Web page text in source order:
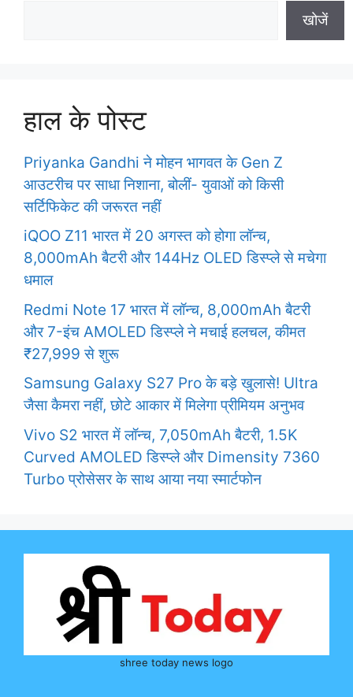
खोजें
हाल के पोस्ट
Priyanka Gandhi ने मोहन भागवत के Gen Z
आउटरीच पर साधा निशाना, बोलीं- युवाओं को किसी
सर्टिफिकेट की जरूरत नहीं
iQOO Z11 भारत में 20 अगस्त को होगा लॉन्च,
8,000mAh बैटरी और 144Hz OLED डिस्प्ले से मचेगा
धमाल
Redmi Note 17 भारत में लॉन्च, 8,000mAh बैटरी
और 7-इंच AMOLED डिस्प्ले ने मचाई हलचल, कीमत
₹27,999 से शुरू
Samsung Galaxy S27 Pro के बड़े खुलासे! Ultra
जैसा कैमरा नहीं, छोटे आकार में मिलेगा प्रीमियम अनुभव
Vivo S2 भारत में लॉन्च, 7,050mAh बैटरी, 1.5K
Curved AMOLED डिस्प्ले और Dimensity 7360
Turbo प्रोसेसर के साथ आया नया स्मार्टफोन
shree today news logo